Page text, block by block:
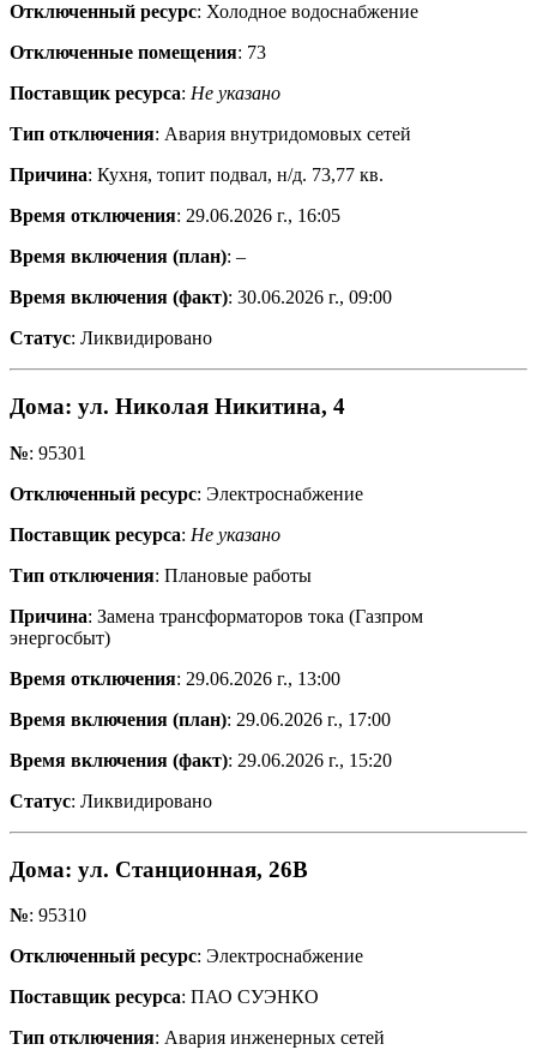
Отключенный ресурс: Холодное водоснабжение
Отключенные помещения: 73
Поставщик ресурса: Не указано
Тип отключения: Авария внутридомовых сетей
Причина: Кухня, топит подвал, н/д. 73,77 кв.
Время отключения: 29.06.2026 г., 16:05
Время включения (план): –
Время включения (факт): 30.06.2026 г., 09:00
Статус: Ликвидировано
Дома: ул. Николая Никитина, 4
№: 95301
Отключенный ресурс: Электроснабжение
Поставщик ресурса: Не указано
Тип отключения: Плановые работы
Причина: Замена трансформаторов тока (Газпром
энергосбыт)
Время отключения: 29.06.2026 г., 13:00
Время включения (план): 29.06.2026 г., 17:00
Время включения (факт): 29.06.2026 г., 15:20
Статус: Ликвидировано
Дома: ул. Станционная, 26В
№: 95310
Отключенный ресурс: Электроснабжение
Поставщик ресурса: ПАО СУЭНКО
Тип отключения: Авария инженерных сетей